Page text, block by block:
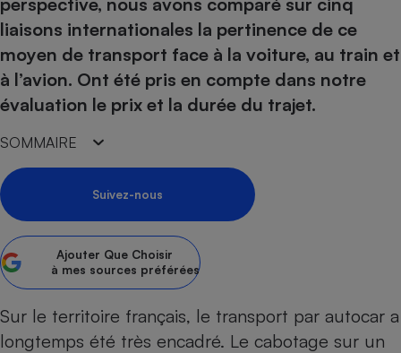
liaisons internationales la pertinence de ce
moyen de transport face à la voiture, au train et
à l’avion. Ont été pris en compte dans notre
évaluation le prix et la durée du trajet.
SOMMAIRE
Suivez-nous
Ajouter Que Choisir
à mes sources préférées
Sur le territoire français, le transport par autocar a
longtemps été très encadré. Le cabotage sur un
Sécurité - Hygiène
Assurance
Banque - Crédit
Epargne - Fiscalité
Circulation routière
Contrôle technique -
Pièce détachée
Moto
Comparateur auto
Comparatif
Comparatif climatiseur
Comparatif aspirateur
Comparatif centrale
Électricité - Gaz
Comparatif casque audio
Comparatif ordinateur
Comparatif ultrabook
Image et son
Informatique
Crédit immobilier
Comparatif tondeuse
Aménagement
Produit d'entretien
Sécurité domestique
Hygiène - Beauté
Maladie - Médecine -
Maison de retraite
Choisir son fioul
Choisir son pellet
Comparateur assurance emprunteur
Energie Moins Chère Ensemble
Toutes les cartes interactives
connexion Internet